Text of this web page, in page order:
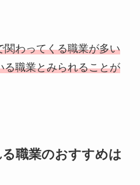
関わってくる職業が多い
る職業とみられることが
職業のおすすめは